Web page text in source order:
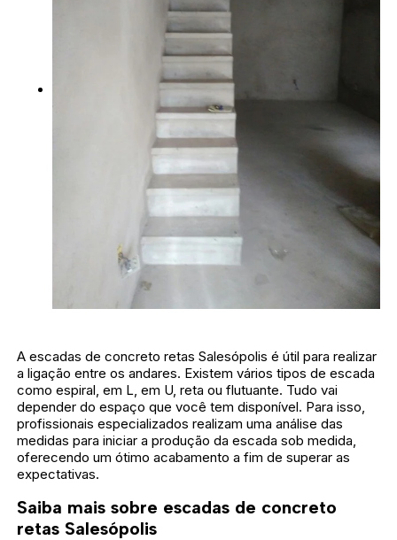
A escadas de concreto retas Salesópolis é útil para realizar
a ligação entre os andares. Existem vários tipos de escada
como espiral, em L, em U, reta ou flutuante. Tudo vai
depender do espaço que você tem disponível. Para isso,
profissionais especializados realizam uma análise das
medidas para iniciar a produção da escada sob medida,
oferecendo um ótimo acabamento a fim de superar as
expectativas.
Saiba mais sobre escadas de concreto
retas Salesópolis